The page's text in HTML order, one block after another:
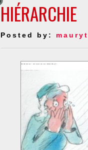
HIÉRARCHIE
Posted by: